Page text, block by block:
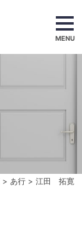
MENU
> あ行> 江田 拓寛